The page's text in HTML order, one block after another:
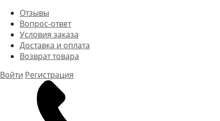
Отзывы
Вопрос-ответ
Условия заказа
Доставка и оплата
Возврат товара
Войти Регистрация